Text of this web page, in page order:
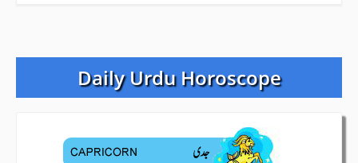
Daily Urdu Horoscope